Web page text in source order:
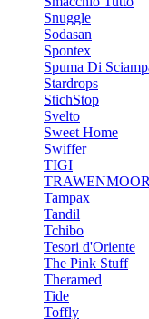
Snuggle
Sodasan
Spontex
Spuma Di
Stardrops
StichStop
Svelto
Sweet Home
Swiffer
TIGI
TRAWENMOOR
Tampax
Tandil
Tchibo
Tesori d'Oriente
The Pink Stuff
Theramed
Tide
Toffly